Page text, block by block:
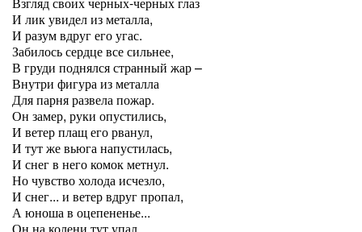
И лик увидел из металла,
И разум вдруг его угас.
Забилось сердце все сильнее,
В груди поднялся странный жар –
Внутри фигура из металла
Для парня развела пожар.
Он замер, руки опустились,
И ветер плащ его рванул,
И тут же вьюга напустилась,
И снег в него комок метнул.
Но чувство холода исчезло,
И снег... и ветер вдруг пропал,
А юноша в оцепененье...